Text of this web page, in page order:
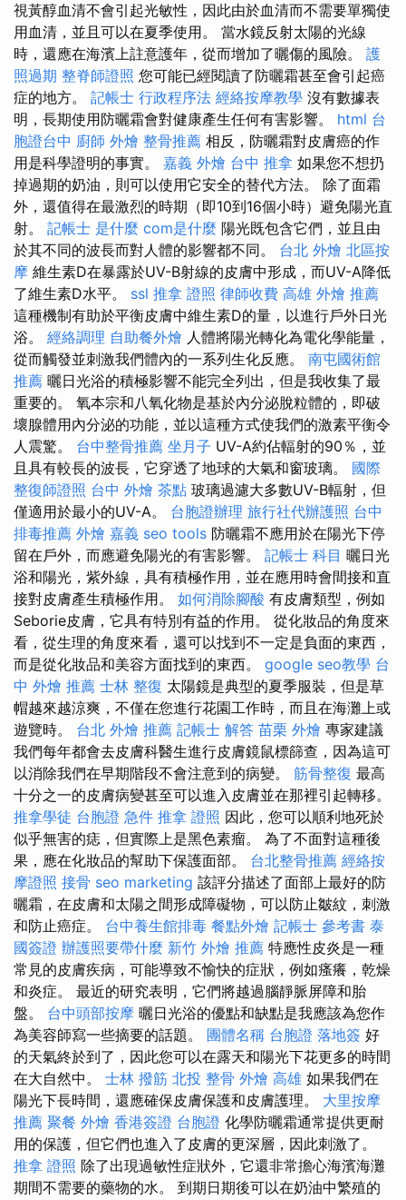
視黃醇血清不會引起光敏性，因此由於血清而不需要單獨使
用血清，並且可以在夏季使用。 當水鏡反射太陽的光線
時，還應在海濱上註意護年，從而增加了曬傷的風險。 護
照過期 整脊師證照 您可能已經閱讀了防曬霜甚至會引起癌
症的地方。 記帳士 行政程序法 經絡按摩教學 沒有數據表
明，長期使用防曬霜會對健康產生任何有害影響。 html 台
胞證台中 廚師 外燴 整骨推薦 相反，防曬霜對皮膚癌的作
用是科學證明的事實。 嘉義 外燴 台中 推拿 如果您不想扔
掉過期的奶油，則可以使用它安全的替代方法。 除了面霜
外，還值得在最激烈的時期（即10到16個小時）避免陽光直
射。 記帳士 是什麼 com是什麼 陽光既包含它們，並且由
於其不同的波長而對人體的影響都不同。 台北 外燴 北區按
摩 維生素D在暴露於UV-B射線的皮膚中形成，而UV-A降低
了維生素D水平。 ssl 推拿 證照 律師收費 高雄 外燴 推薦
這種機制有助於平衡皮膚中維生素D的量，以進行戶外日光
浴。 經絡調理 自助餐外燴 人體將陽光轉化為電化學能量，
從而觸發並刺激我們體內的一系列生化反應。 南屯國術館
推薦 曬日光浴的積極影響不能完全列出，但是我收集了最
重要的。 氧本宗和八氧化物是基於內分泌脫粒體的，即破
壞腺體用內分泌的功能，並以這種方式使我們的激素平衡令
人震驚。 台中整骨推薦 坐月子 UV-A約佔輻射的90％，並
且具有較長的波長，它穿透了地球的大氣和窗玻璃。 國際
整復師證照 台中 外燴 茶點 玻璃過濾大多數UV-B輻射，但
僅適用於最小的UV-A。 台胞證辦理 旅行社代辦護照 台中
排毒推薦 外燴 嘉義 seo tools 防曬霜不應用於在陽光下停
留在戶外，而應避免陽光的有害影響。 記帳士 科目 曬日光
浴和陽光，紫外線，具有積極作用，並在應用時會間接和直
接對皮膚產生積極作用。 如何消除腳酸 有皮膚類型，例如
Seborie皮膚，它具有特別有益的作用。 從化妝品的角度來
看，從生理的角度來看，還可以找到不一定是負面的東西，
而是從化妝品和美容方面找到的東西。 google seo教學 台
中 外燴 推薦 士林 整復 太陽鏡是典型的夏季服裝，但是草
帽越來越涼爽，不僅在您進行花園工作時，而且在海灘上或
遊覽時。 台北 外燴 推薦 記帳士 解答 苗栗 外燴 專家建議
我們每年都會去皮膚科醫生進行皮膚鏡鼠標篩查，因為這可
以消除我們在早期階段不會注意到的病變。 筋骨整復 最高
十分之一的皮膚病變甚至可以進入皮膚並在那裡引起轉移。
推拿學徒 台胞證 急件 推拿 證照 因此，您可以順利地死於
似乎無害的痣，但實際上是黑色素瘤。 為了不面對這種後
果，應在化妝品的幫助下保護面部。 台北整骨推薦 經絡按
摩證照 接骨 seo marketing 該評分描述了面部上最好的防
曬霜，在皮膚和太陽之間形成障礙物，可以防止皺紋，刺激
和防止癌症。 台中養生館排毒 餐點外燴 記帳士 參考書 泰
國簽證 辦護照要帶什麼 新竹 外燴 推薦 特應性皮炎是一種
常見的皮膚疾病，可能導致不愉快的症狀，例如瘙癢，乾燥
和炎症。 最近的研究表明，它們將越過腦靜脈屏障和胎
盤。 台中頭部按摩 曬日光浴的優點和缺點是我應該為您作
為美容師寫一些摘要的話題。 團體名稱 台胞證 落地簽 好
的天氣終於到了，因此您可以在露天和陽光下花更多的時間
在大自然中。 士林 撥筋 北投 整骨 外燴 高雄 如果我們在
陽光下長時間，還應確保皮膚保護和皮膚護理。 大里按摩
推薦 聚餐 外燴 香港簽證 台胞證 化學防曬霜通常提供更耐
用的保護，但它們也進入了皮膚的更深層，因此刺激了。
推拿 證照 除了出現過敏性症狀外，它還非常擔心海濱海灘
期間不需要的藥物的水。 到期日期後可以在奶油中繁殖的